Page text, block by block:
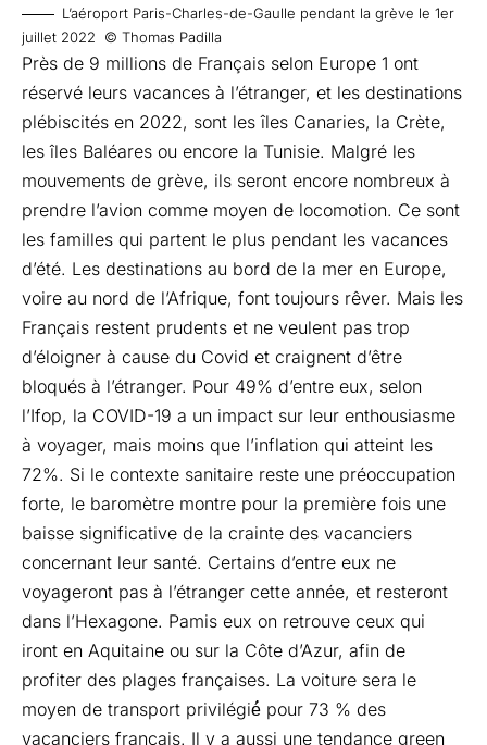
L’aéroport Paris-Charles-de-Gaulle pendant la grève le 1er
juillet 2022 © Thomas Padilla
Près de 9 millions de Français selon Europe 1 ont
réservé leurs vacances à l’étranger, et les destinations
plébiscités en 2022, sont les îles Canaries, la Crète,
les îles Baléares ou encore la Tunisie. Malgré les
mouvements de grève, ils seront encore nombreux à
prendre l’avion comme moyen de locomotion. Ce sont
les familles qui partent le plus pendant les vacances
d’été. Les destinations au bord de la mer en Europe,
voire au nord de l’Afrique, font toujours rêver. Mais les
Français restent prudents et ne veulent pas trop
d’éloigner à cause du Covid et craignent d’être
bloqués à l’étranger. Pour 49% d’entre eux, selon
l’Ifop, la COVID-19 a un impact sur leur enthousiasme
à voyager, mais moins que l’inflation qui atteint les
72%. Si le contexte sanitaire reste une préoccupation
forte, le baromètre montre pour la première fois une
baisse significative de la crainte des vacanciers
concernant leur santé. Certains d’entre eux ne
voyageront pas à l’étranger cette année, et resteront
dans l’Hexagone. Pamis eux on retrouve ceux qui
iront en Aquitaine ou sur la Côte d’Azur, afin de
profiter des plages françaises. La voiture sera le
moyen de transport privilégié́ pour 73 % des
vacanciers français. Il y a aussi une tendance green